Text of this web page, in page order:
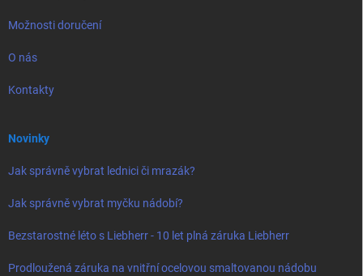
Možnosti doručení
O nás
Kontakty
Novinky
Jak správně vybrat lednici či mrazák?
Jak správně vybrat myčku nádobí?
Bezstarostné léto s Liebherr - 10 let plná záruka Liebherr
Prodloužená záruka na vnitřní ocelovou smaltovanou nádobu